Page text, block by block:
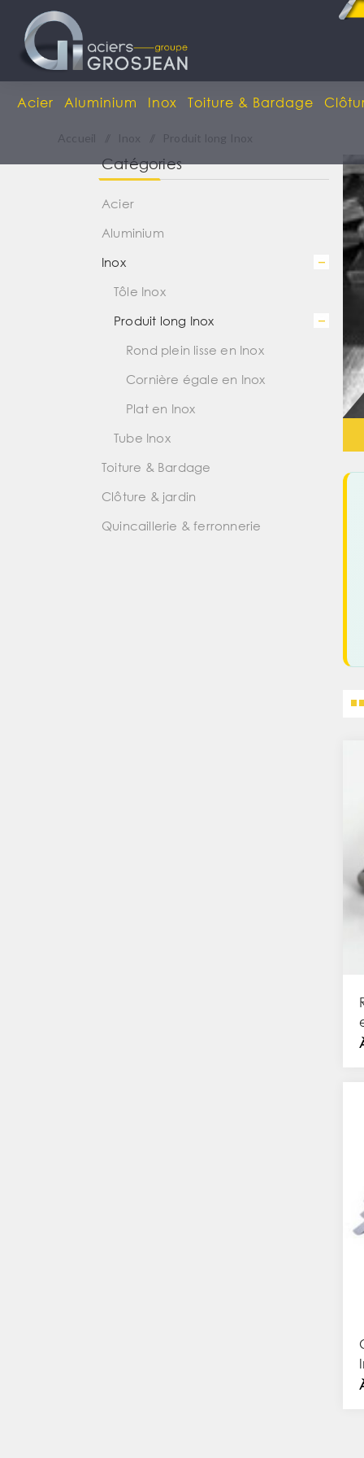
Acier Aluminium Inox Toiture & Bardage
Accueil Inox Produit long Inox
Catégories
Acier
Aluminium
Inox
Tôle Inox
Produit long Inox
Rond plein lisse en Inox
Cornière égale en Inox
Plat en Inox
Tube Inox
Toiture & Bardage
Clôture & jardin
Quincaillerie & ferronnerie